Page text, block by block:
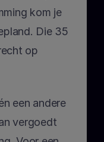
kom je
Die 35
op
een andere
vergoedt